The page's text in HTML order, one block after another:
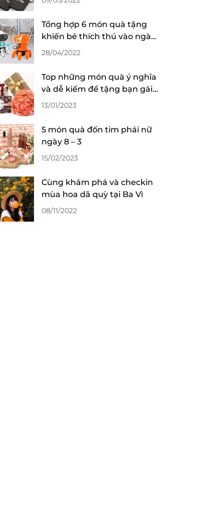
Tổng hợp 6 món quà tặng
khiến bé thích thú vào ngày
Quốc tế thiếu nhi
28/04/2022
Top những món quà ý nghĩa
và dễ kiếm để tặng bạn gái
nhân ngày valentine
13/01/2023
5 món quà đốn tim phái nữ
ngày 8 – 3
15/02/2023
Cùng khám phá và checkin
mùa hoa dã quỳ tại Ba Vì
08/11/2022